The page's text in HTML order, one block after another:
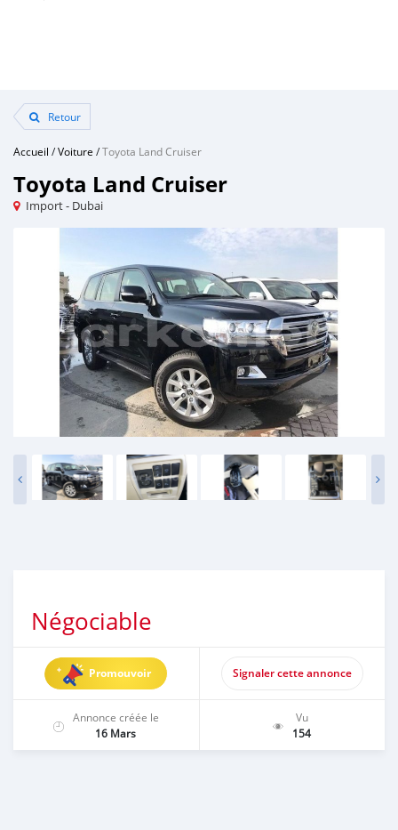
Retour
Accueil /Voiture /Toyota Land Cruiser
Toyota Land Cruiser
Import - Dubai
Négociable
Promouvoir Signaler cette annonce
Annonce créée le
16 Mars
Vu
154